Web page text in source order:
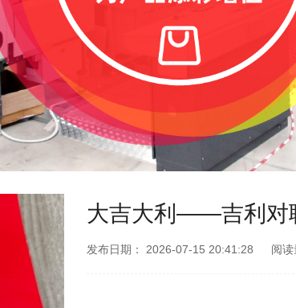
大吉大利——吉利对
发布日期： 2026-07-15 20:41:28 阅读